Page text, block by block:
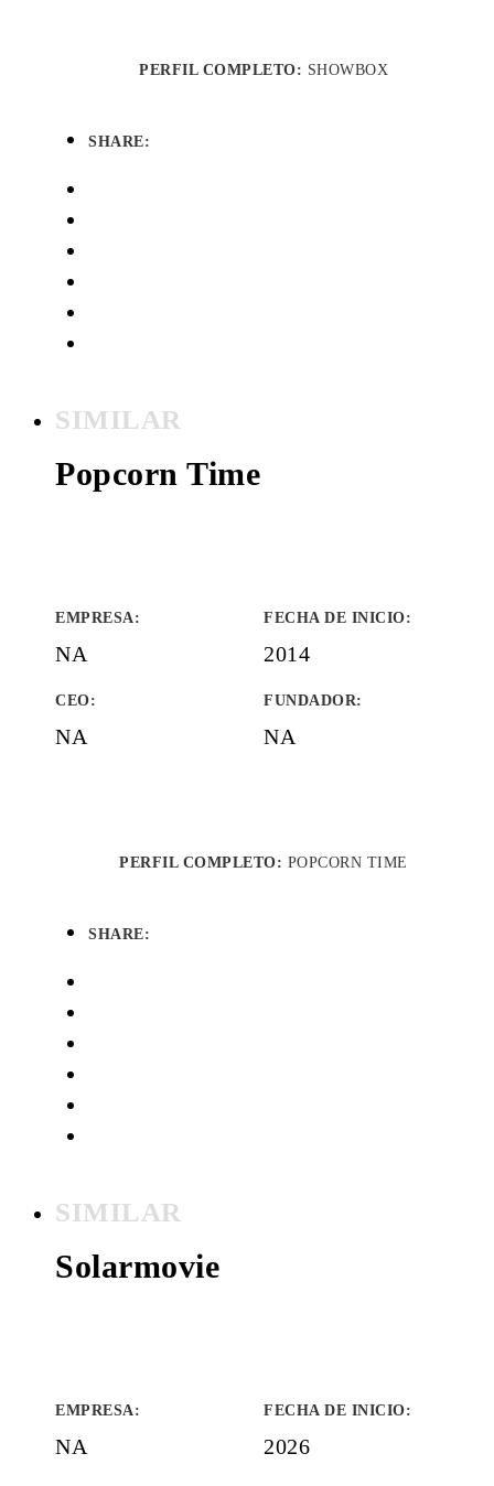
PERFIL COMPLETO: SHOWBOX
SHARE:
SIMILAR
Popcorn Time
EMPRESA:
NA
FECHA DE INICIO:
2014
CEO:
NA
FUNDADOR:
NA
PERFIL COMPLETO: POPCORN TIME
SHARE:
SIMILAR
Solarmovie
EMPRESA:
NA
FECHA DE INICIO:
2026